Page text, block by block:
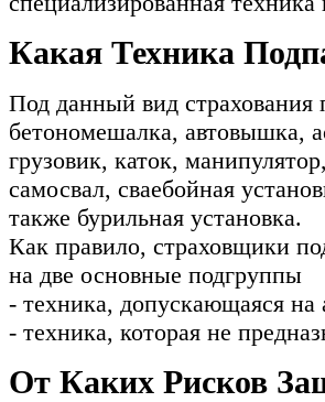
Какая Техника
Под данный вид
бетономешалка, автовышка,
грузовик, каток,
самосвал, сваебойная
также бурильная установка.
Как правило, страховщики
на две основные подгруппы
- техника, допускающаяся на
- техника, которая не
От Каких Рисков